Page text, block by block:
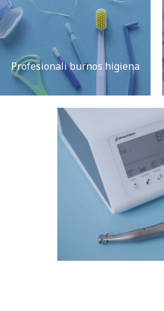
Profesionali burnos higiena